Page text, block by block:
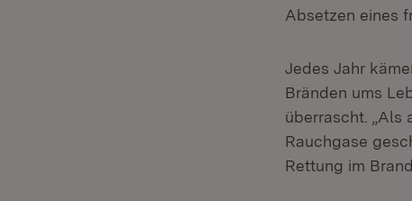
Absetzen eines
Jedes Jahr
Bränden ums
überrascht. „Als
Rauchgase
Rettung im